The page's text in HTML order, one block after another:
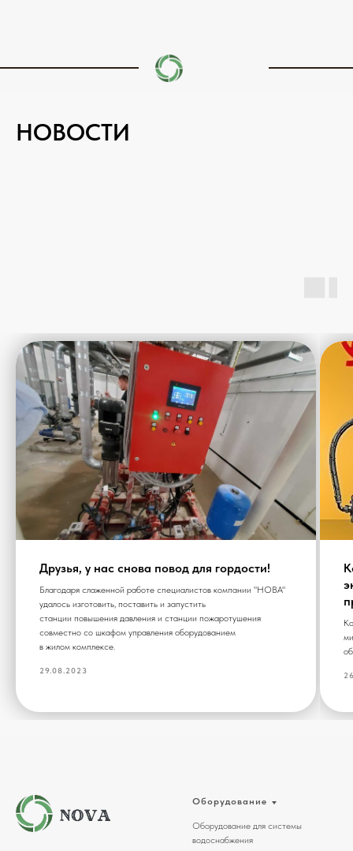
НОВОСТИ
Друзья, у нас снова повод для гордости!
Благодаря слаженной работе специалистов компании "НОВА"
удалось изготовить, поставить и запустить
станции повышения давления и станции пожаротушения
совместно со шкафом управления оборудованием
в жилом комплексе.
29.08.2023
Оборудование
Оборудование для системы
водоснабжения